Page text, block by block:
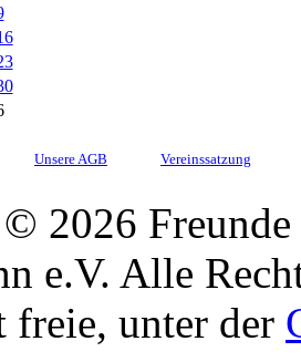
Unsere AGB Vereinssatzung
2026
e.V. Alle
freie, unter der